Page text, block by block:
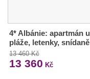
4* Albánie: apartmán u
pláže, letenky, snídaně
13 460 Kč
13 360 Kč